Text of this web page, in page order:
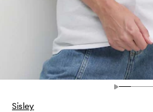
Sisley